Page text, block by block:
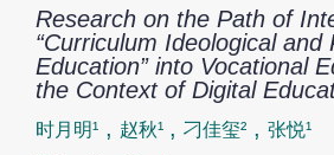
Research on the Path of
“Curriculum Ideological and
Education” into Vocational
the Context of Digital
时月明¹ , 赵秋¹ ,刁佳玺² , 张悦¹